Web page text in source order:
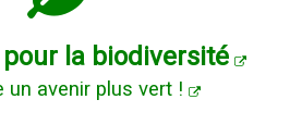
pour la biodiversité
un avenir plus vert !